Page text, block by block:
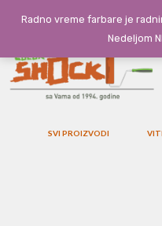
SVI PROIZVODI
Radno vreme farbare je
Nedeljom